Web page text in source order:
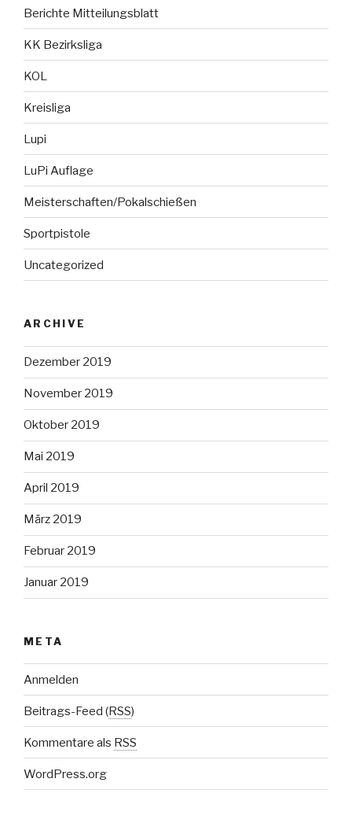
Berichte Mitteilungsblatt
KK Bezirksliga
KOL
Kreisliga
Lupi
LuPi Auflage
Meisterschaften/Pokalschießen
Sportpistole
Uncategorized
ARCHIVE
Dezember 2019
November 2019
Oktober 2019
Mai 2019
April 2019
März 2019
Februar 2019
Januar 2019
META
Anmelden
Beitrags-Feed (RSS)
Kommentare als RSS
WordPress.org